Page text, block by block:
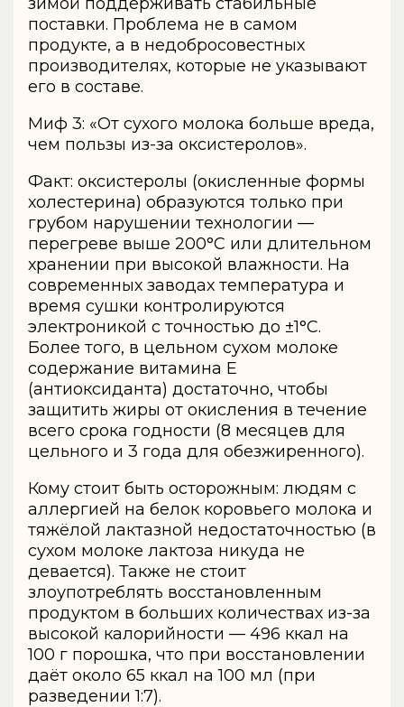
поставки. Проблема не в самом
продукте, а в недобросовестных
производителях, которые не указывают
его в составе.
Миф 3: «От сухого молока больше вреда,
чем пользы из-за оксистеролов».
Факт: оксистеролы (окисленные формы
холестерина) образуются только при
грубом нарушении технологии —
перегреве выше 200°C или длительном
хранении при высокой влажности. На
современных заводах температура и
время сушки контролируются
электроникой с точностью до ±1°C.
Более того, в цельном сухом молоке
содержание витамина E
(антиоксиданта) достаточно, чтобы
защитить жиры от окисления в течение
всего срока годности (8 месяцев для
цельного и 3 года для обезжиренного).
Кому стоит быть осторожным: людям с
аллергией на белок коровьего молока и
тяжёлой лактазной недостаточностью (в
сухом молоке лактоза никуда не
девается). Также не стоит
злоупотреблять восстановленным
продуктом в больших количествах из-за
высокой калорийности — 496 ккал на
100 г порошка, что при восстановлении
даёт около 65 ккал на 100 мл (при
разведении 1:7).